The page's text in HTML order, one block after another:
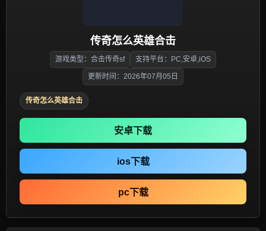
传奇怎么英雄合击
游戏类型：合击传奇sf 支持平台：PC,安卓,iOS
更新时间：2026年07月05日
传奇怎么英雄合击
安卓下载
ios下载
pc下载